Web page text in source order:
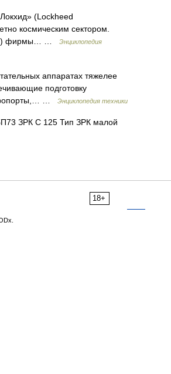
(Lockheed
космическим сектором.
фирмы… …
Энциклопедия
аппаратах тяжелее
подготовку
…
Энциклопедия техники
ЗРК С 125 Тип ЗРК малой
18+